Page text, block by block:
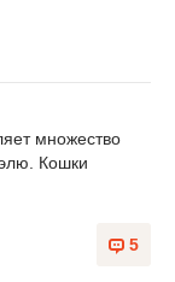
множество
Кошки
5